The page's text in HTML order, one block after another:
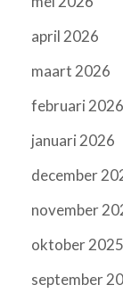
april 2026
maart 2026
februari 2026
januari 2026
december
november
oktober 2025
september